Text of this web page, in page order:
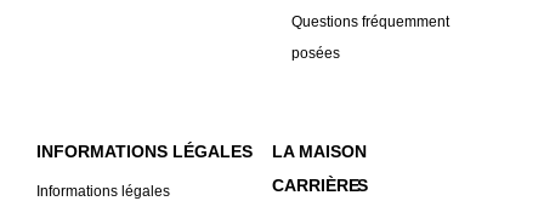
Questions fréquemment
posées
INFORMATIONS LÉGALES
Informations légales
LA MAISON
CARRIÈRES